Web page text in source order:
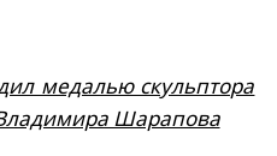
медалью скульптора
Шарапова